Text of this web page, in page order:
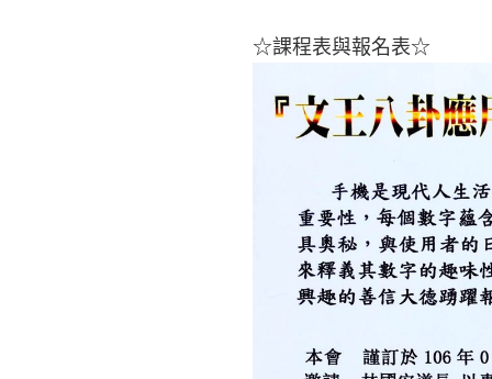
☆課程表與報名表☆